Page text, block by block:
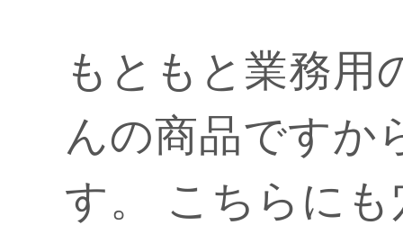
もともと業務用
んの商品ですか
す。 こちらに